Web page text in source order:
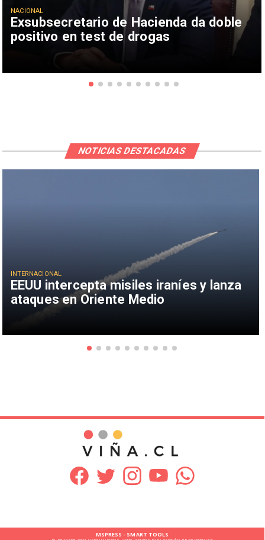
Exsubsecretario de Hacienda da doble
positivo en test de drogas
NACIONAL
EEUU intercepta misiles iraníes y lanza
ataques en Oriente Medio
INTERNACIONAL
NOTICIAS DESTACADAS
MSPRESS - SMART TOOLS